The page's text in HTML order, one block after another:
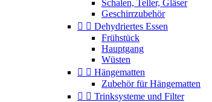
Schalen, Teller, Gläser
Geschirrzubehör
  Dehydriertes Essen
Frühstück
Hauptgang
Wüsten
  Hängematten
Zubehör für Hängematten
  Trinksysteme und Filter